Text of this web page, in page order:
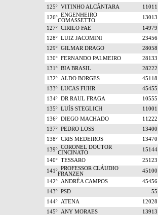
125º VITINHO ALCÂNTARA
126º ENGENHEIRO
COMASSETTO
127º CIRILO FAE
128º LUIZ JACOMINI
129º GILMAR DRAGO
130º FERNANDO PALMEIRO
131º BIA BRASIL
132º ALDO BORGES
133º LUCAS FUHR
134º DR RAUL FRAGA
135º LUÍS STEGLICH
136º DIEGO MACHADO
137º PEDRO LOSS
138º CRIS MEDEIROS
139º CORONEL DOUTOR
CINCINATO
140º TESSARO
141º PROFESSOR CLÁUDIO
FRANZEN
142º ANDRÉA CAMPOS
143º PSD
144º ATENA
145º ANY MORAES